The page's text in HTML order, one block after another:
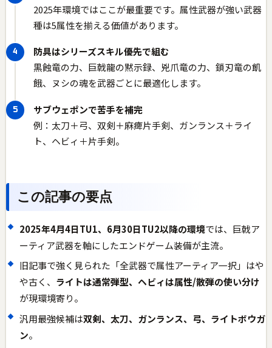
2025年環境ではここが最重要です。属性武器が強い武器
種は5属性を揃える価値があります。
防具はシリーズスキル優先で組む
黒蝕竜の力、巨戟龍の黙示録、兇爪竜の力、鎖刃竜の飢
餓、ヌシの魂を武器ごとに最適化します。
サブウェポンで苦手を補完
例：太刀＋弓、双剣＋麻痺片手剣、ガンランス＋ライ
ト、ヘビィ＋片手剣。
この記事の要点
2025年4月4日TU1、6月30日TU2以降の環境では、巨戟ア
ーティア武器を軸にしたエンドゲーム装備が主流。
旧記事で強く見られた「全武器で属性アーティア一択」はや
や古く、 ライトは通常弾型、ヘビィは属性/散弾の使い分け
が現環境寄り。
汎用最強候補は双剣、太刀、ガンランス、弓、ライトボウガ
ン。